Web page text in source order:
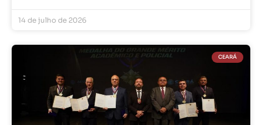
14 de julho de 2026
CEARÁ